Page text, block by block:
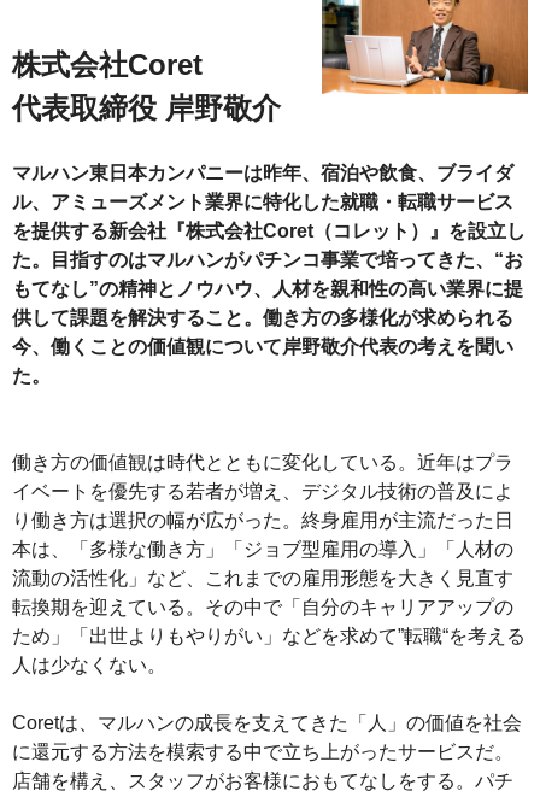
株式会社Coret
代表取締役 岸野敬介
マルハン東日本カンパニーは昨年、宿泊や飲食、ブライダ
ル、アミューズメント業界に特化した就職・転職サービス
を提供する新会社『株式会社Coret（コレット）』を設立し
た。目指すのはマルハンがパチンコ事業で培ってきた、“お
もてなし”の精神とノウハウ、人材を親和性の高い業界に提
供して課題を解決すること。働き方の多様化が求められる
今、働くことの価値観について岸野敬介代表の考えを聞い
た。
働き方の価値観は時代とともに変化している。近年はプラ
イベートを優先する若者が増え、デジタル技術の普及によ
り働き方は選択の幅が広がった。終身雇用が主流だった日
本は、「多様な働き方」「ジョブ型雇用の導入」「人材の
流動の活性化」など、これまでの雇用形態を大きく見直す
転換期を迎えている。その中で「自分のキャリアアップの
ため」「出世よりもやりがい」などを求めて”転職“を考える
人は少なくない。
Coretは、マルハンの成長を支えてきた「人」の価値を社会
に還元する方法を模索する中で立ち上がったサービスだ。
店舗を構え、スタッフがお客様におもてなしをする。パチ